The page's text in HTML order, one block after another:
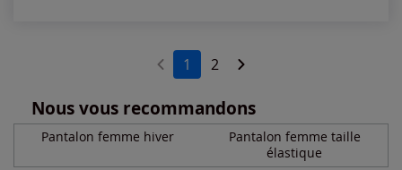
1 2
Nous vous recommandons
Pantalon femme hiver
Pantalon femme taille
élastique